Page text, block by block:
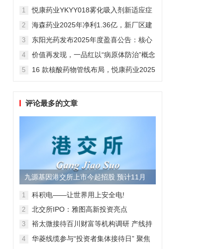
制剂全球化迈出关键一步
1
悦康药业YKYY018雾化吸入剂新适应症
感染防治
2
海森药业2025年净利1.36亿，新厂区建
3
东阳光药发布2025年度盈喜公告：核心
维度
4
价值再发现，一品红以“病原体防治”概念
5
16 款核酸药物管线布局，悦康药业2025
评论最多的文章
九源基因港交所上市今起招股 预计11月
28日上市
1 科积电——让世界用上安全电!
2 北交所IPO：雅图高新投资亮点
3
裕太微接待百川财富等机构调研 产线持
4
华菱线缆参与“投资者集体接待日” 聚焦